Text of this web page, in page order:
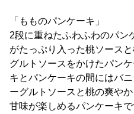
「もものパンケーキ」
2段に重ねたふわふわのパン
がたっぷり入った桃ソース
グルトソースをかけたパン
キとパンケーキの間にはバ
ーグルトソースと桃の爽や
甘味が楽しめるパンケーキで